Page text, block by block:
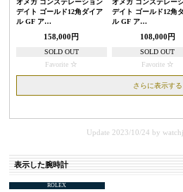
オメガ コンステレーション
デイト ゴールド12角ダイア
ル GF ア…
158,000円
SOLD OUT
Favorite
オメガ コンステレー
デイト ゴールド12角
ル GF ア…
108,000円
SOLD OUT
Favorite
さらに表示する
Update 2023/10/24 by
表示した腕時計
ROLEX